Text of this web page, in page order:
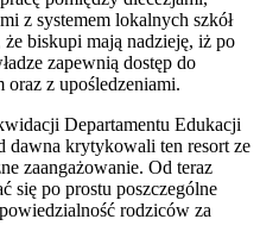
z systemem lokalnych szkół
biskupi mają nadzieję, iż po
zapewnią dostęp do
z upośledzeniami.
Departamentu Edukacji
dawna krytykowali ten resort ze
zaangażowanie. Od teraz
się po prostu poszczególne
rodziców za